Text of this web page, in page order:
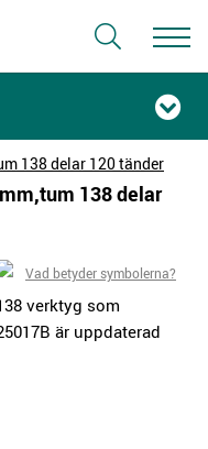
138 delar
Vad betyder symbolerna?
verktyg som
är uppdaterad